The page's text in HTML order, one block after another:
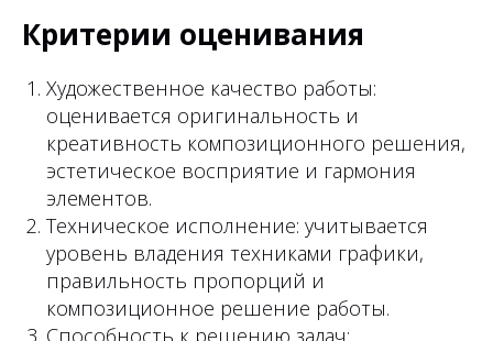
Критерии оценивания
Художественное качество работы:
оценивается оригинальность и
креативность композиционного решения,
эстетическое восприятие и гармония
элементов.
Техническое исполнение: учитывается
уровень владения техниками графики,
правильность пропорций и
композиционное решение работы.
Способность к решению задач: